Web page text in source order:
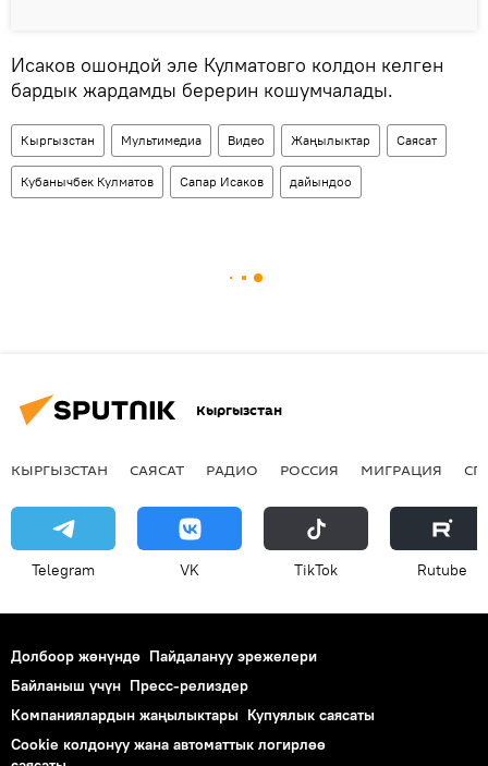
Исаков ошондой эле Кулматовго колдон келген
бардык жардамды берерин кошумчалады.
Кыргызстан Мультимедиа Видео Жаңылыктар Саясат
Кубанычбек Кулматов Сапар Исаков дайындоо
Кыргызстан
КЫРГЫЗСТАН САЯСАТ РАДИО РОССИЯ МИГРАЦИЯ
Telegram VK ТikТоk Rutube
Долбоор жөнүндө Пайдалануу эрежелери
Байланыш үчүн Пресс-релиздер
Компаниялардын жаңылыктары Купуялык саясаты
Cookie колдонуу жана автоматтык логирлөө